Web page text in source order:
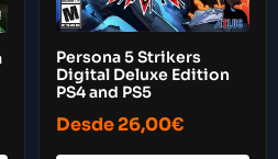
Persona 5 Strikers
Digital Deluxe Edition
PS4 and PS5
Desde26,00€